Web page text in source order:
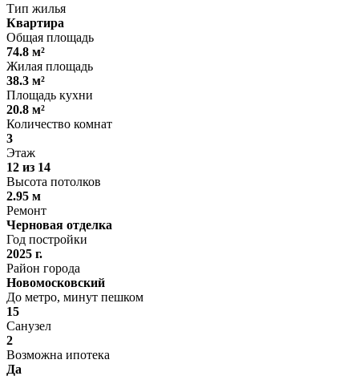
Тип жилья
Квартира
Общая площадь
74.8 м²
Жилая площадь
38.3 м²
Площадь кухни
20.8 м²
Количество комнат
3
Этаж
12 из 14
Высота потолков
2.95 м
Ремонт
Черновая отделка
Год постройки
2025 г.
Район города
Новомосковский
До метро, минут пешком
15
Санузел
2
Возможна ипотека
Да